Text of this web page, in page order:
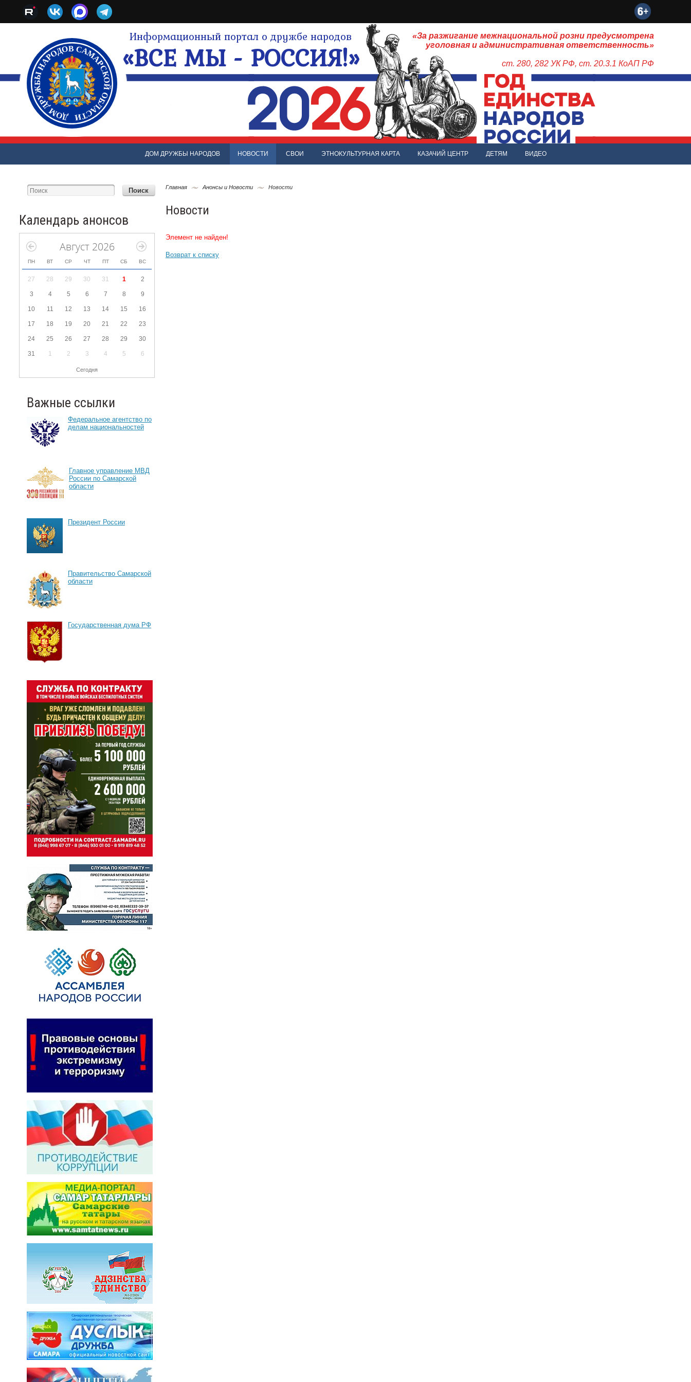
Информационный портал о дружбе народов
«ВСЕ МЫ - РОССИЯ!»
«За разжигание межнациональной розни предусмотрена
уголовная и административная ответственность»
ст. 280, 282 УК РФ, ст. 20.3.1 КоАП РФ
ДОМ ДРУЖБЫ НАРОДОВ НОВОСТИ СВОИ ЭТНОКУЛЬТУРНАЯ КАРТА КАЗАЧИЙ ЦЕНТР ДЕТЯМ ВИДЕО
Календарь анонсов
Август 2026
ПН ВТ СР ЧТ ПТ СБ ВС
27 28 29 30 31 1 2
3 4 5 6 7 8 9
10 11 12 13 14 15 16
17 18 19 20 21 22 23
24 25 26 27 28 29 30
31 1 2 3 4 5 6
Сегодня
Важные ссылки
Федеральное агентство по
делам национальностей
Главное управление МВД
России по Самарской
области
Президент России
Правительство Самарской
области
Государственная дума РФ
Главная Анонсы и Новости Новости
Новости
Элемент не найден!
Возврат к списку